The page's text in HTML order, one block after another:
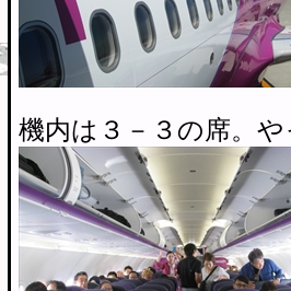
機内は３－３の席。